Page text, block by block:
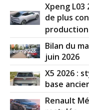
Xpeng L03
de plus
Bilan du
juin 2026
X5 2026 :
base
Renault